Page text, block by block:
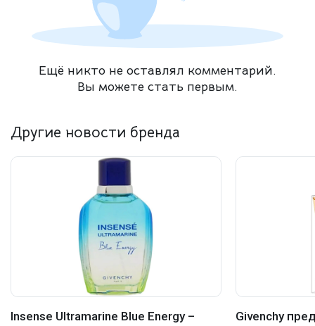
Ещё никто не оставлял комментарий.
Вы можете стать первым.
Другие новости бренда
Insense Ultramarine Blue Energy –
Givenchy